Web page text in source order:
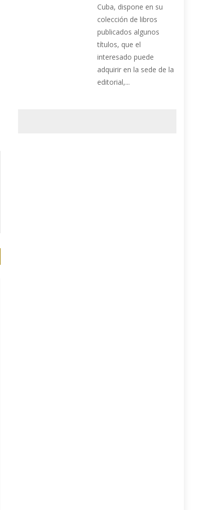
Cuba, dispone en su
colección de libros
publicados algunos
títulos, que el
interesado puede
adquirir en la sede de la
editorial,...